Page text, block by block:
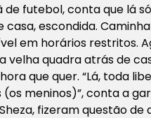
de futebol, conta que lá
casa, escondida.
em horários restritos.
velha quadra atrás de
que quer. “Lá, toda
meninos)”, conta a
fizeram questão de